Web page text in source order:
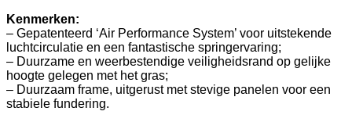
Kenmerken:
– Gepatenteerd ‘Air Performance System’ voor uitstekende
luchtcirculatie en een fantastische springervaring;
– Duurzame en weerbestendige veiligheidsrand op gelijke
hoogte gelegen met het gras;
– Duurzaam frame, uitgerust met stevige panelen voor een
stabiele fundering.